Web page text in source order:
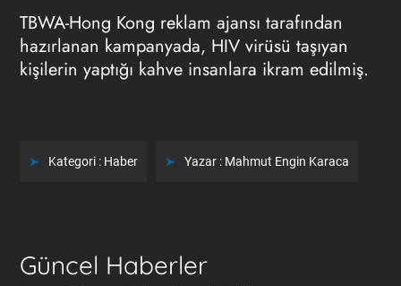
TBWA-Hong Kong reklam ajansı tarafından
hazırlanan kampanyada, HIV virüsü taşıyan
kişilerin yaptığı kahve insanlara ikram edilmiş.
Kategori : Haber Yazar : Mahmut Engin Karaca
Güncel Haberler